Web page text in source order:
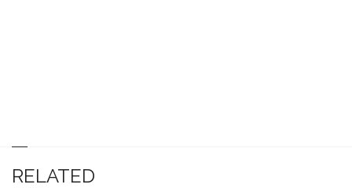
RELATED